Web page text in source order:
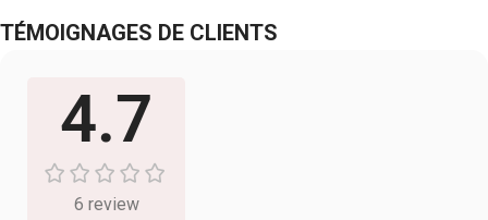
TÉMOIGNAGES DE CLIENTS
4.7
6 review